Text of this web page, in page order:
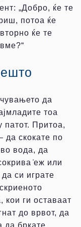
„Добро, ќе те
потоа ќе
ќе те
да
тоа
патот. Притоа,
да скокате по
вода, да
̍еж или
си играте
кои ги оставаат
до врвот, да
да бркате